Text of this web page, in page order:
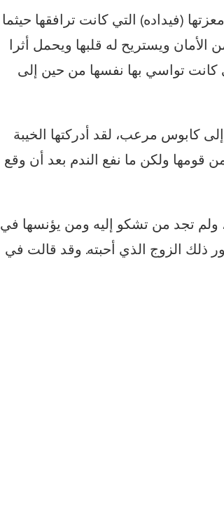
(فيداده) التي كانت ترافقها حيثما
ويستريح له قلبها ويحمل أثرا
كانت تواسي بها نفسها من حين إلى
كابوس مرعب، لقد أدركتها الخيبة
قومها ولكن ما نفع الندم بعد أن وقع
ولم تجد من تشكو إليه ومن يؤنسها في
الزوج الذي أحبته. وقد قالت في